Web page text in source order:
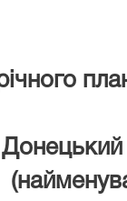
Донецький